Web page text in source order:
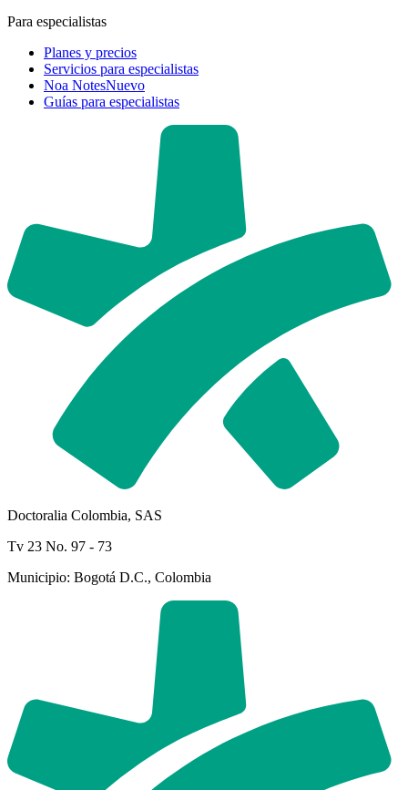
Para especialistas
Planes y precios
Servicios para especialistas
Noa NotesNuevo
Guías para especialistas
Doctoralia Colombia, SAS
Tv 23 No. 97 - 73
Municipio: Bogotá D.C., Colombia